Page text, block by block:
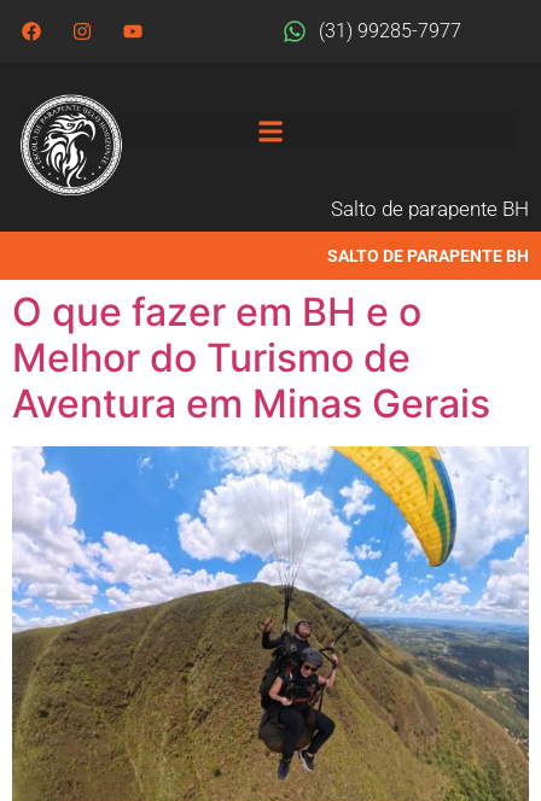
(31) 99285-7977
Salto de parapente BH
SALTO DE PARAPENTE BH
O que fazer em BH e o
Melhor do Turismo de
Aventura em Minas Gerais